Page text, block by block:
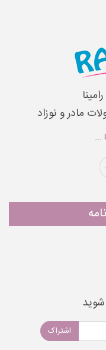
مادر و نوزاد
...
اشتراک